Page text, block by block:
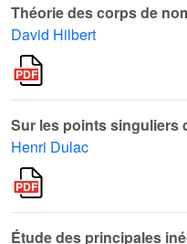
Théorie des corps de
David Hilbert
Sur les points singuliers
Henri Dulac
Étude des principales